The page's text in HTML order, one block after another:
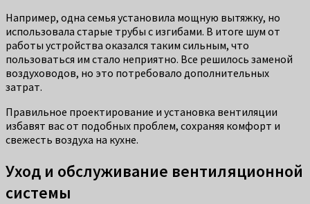
Например, одна семья установила мощную вытяжку, но
использовала старые трубы с изгибами. В итоге шум от
работы устройства оказался таким сильным, что
пользоваться им стало неприятно. Все решилось заменой
воздуховодов, но это потребовало дополнительных
затрат.
Правильное проектирование и установка вентиляции
избавят вас от подобных проблем, сохраняя комфорт и
свежесть воздуха на кухне.
Уход и обслуживание вентиляционной
системы